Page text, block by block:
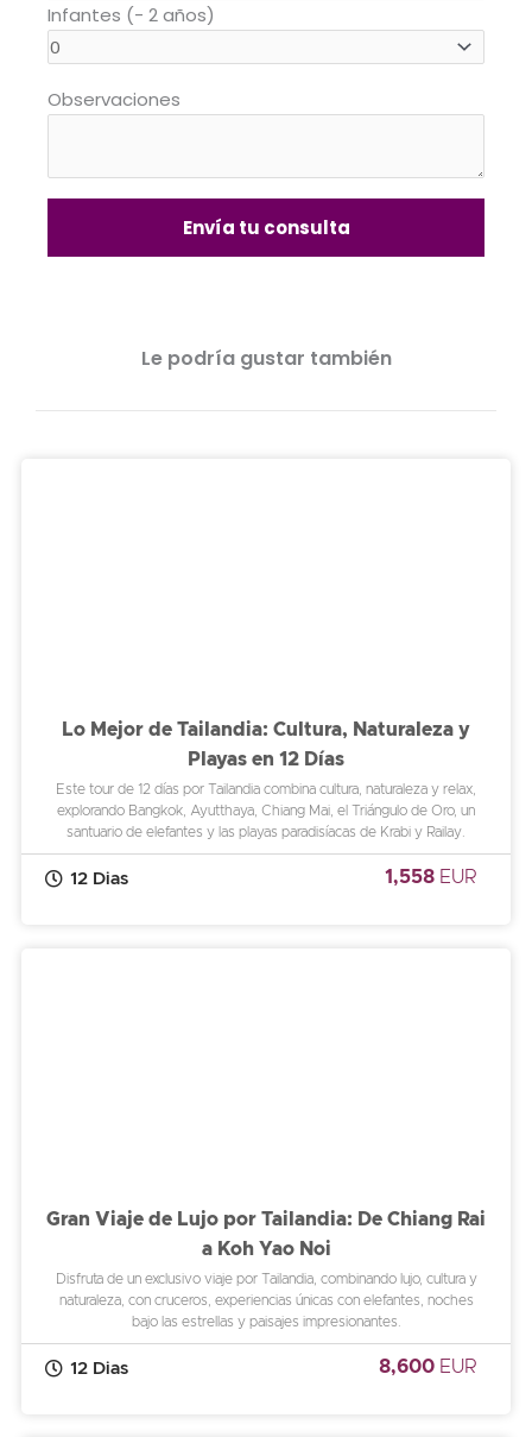
Infantes (- 2 años)
Observaciones
Envía tu consulta
Le podría gustar también
Lo Mejor de Tailandia: Cultura, Naturaleza y
Playas en 12 Días
Este tour de 12 días por Tailandia combina cultura, naturaleza y relax,
explorando Bangkok, Ayutthaya, Chiang Mai, el Triángulo de Oro, un
santuario de elefantes y las playas paradisíacas de Krabi y Railay.
12 Dias 1,558 EUR
Gran Viaje de Lujo por Tailandia: De Chiang Rai
a Koh Yao Noi
Disfruta de un exclusivo viaje por Tailandia, combinando lujo, cultura y
naturaleza, con cruceros, experiencias únicas con elefantes, noches
bajo las estrellas y paisajes impresionantes.
12 Dias 8,600 EUR